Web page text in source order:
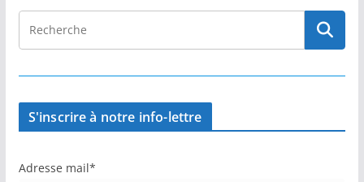
S'inscrire à notre info-lettre
Adresse mail*